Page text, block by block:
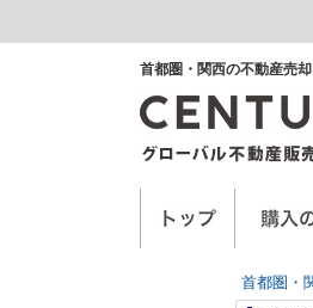
首都圏・関西の不動産売
首都圏・